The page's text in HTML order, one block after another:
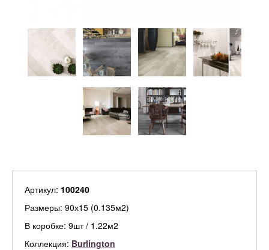
Артикул: 100240
Размеры: 90х15 (0.135м2)
В коробке: 9шт / 1.22м2
Коллекция: Burlington